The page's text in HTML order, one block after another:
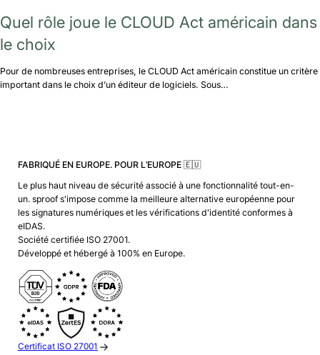
Quel rôle joue le CLOUD Act américain dans
le choix
Pour de nombreuses entreprises, le CLOUD Act américain constitue un critère
important dans le choix d’un éditeur de logiciels. Sous…
FABRIQUÉ EN EUROPE. POUR L’EUROPE 🇪🇺
Le plus haut niveau de sécurité associé à une fonctionnalité tout-en-
un. sproof s'impose comme la meilleure alternative européenne pour
les signatures numériques et les vérifications d'identité conformes à
eIDAS.
Société certifiée ISO 27001.
Développé et hébergé à 100% en Europe.
Certificat ISO 27001